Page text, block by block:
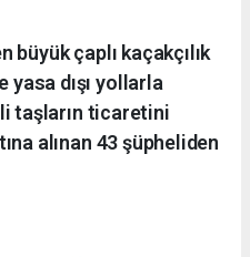
büyük çaplı kaçakçılık
yasa dışı yollarla
taşların ticaretini
alınan 43 şüpheliden